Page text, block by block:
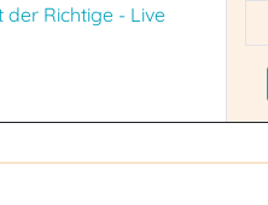
Richtige - Live